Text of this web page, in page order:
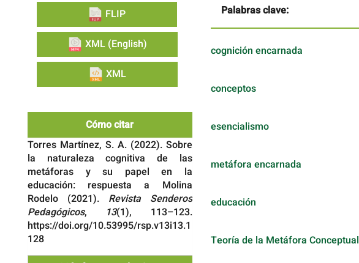
FLIP
XML (English)
XML
Cómo citar
Torres Martínez, S. A. (2022). Sobre
la naturaleza cognitiva de las
metáforas y su papel en la
educación: respuesta a Molina
Rodelo (2021). Revista Senderos
Pedagógicos, 13(1), 113–123.
https://doi.org/10.53995/rsp.v13i13.1
128
Palabras clave:
cognición encarnada
conceptos
esencialismo
metáfora encarnada
educación
Teoría de la Metáfora Conceptual